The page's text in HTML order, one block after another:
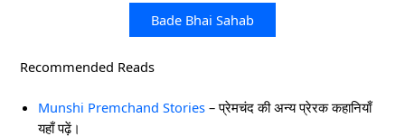
Bade Bhai Sahab
Recommended Reads
Munshi Premchand Stories – प्रेमचंद की अन्य प्रेरक कहानियाँ
यहाँ पढ़ें।